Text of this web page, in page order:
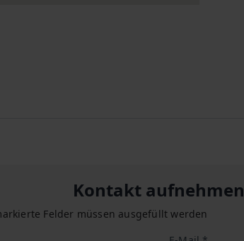
Kontakt aufnehmen
Felder müssen ausgefüllt werden